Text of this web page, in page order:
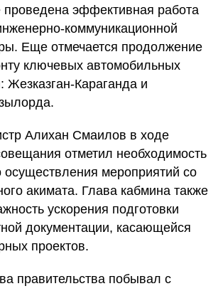
проведена эффективная работа
коммуникационной
Еще отмечается продолжение
ключевых автомобильных
Жезказган-Караганда и
Алихан Смаилов в ходе
отметил необходимость
осуществления мероприятий со
акимата. Глава кабмина также
ускорения подготовки
документации, касающейся
проектов.
правительства побывал с